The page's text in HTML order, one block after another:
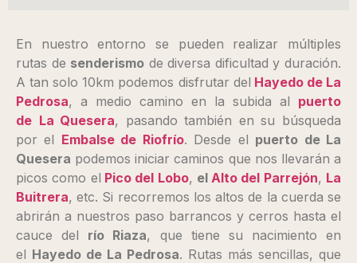
En nuestro entorno se pueden realizar múltiples
rutas de senderismo de diversa dificultad y duración.
A tan solo 10km podemos disfrutar del Hayedo de La
Pedrosa, a medio camino en la subida al puerto
de La Quesera, pasando también en su búsqueda
por el Embalse de Riofrío. Desde el puerto de La
Quesera podemos iniciar caminos que nos llevarán a
picos como el Pico del Lobo, elAlto del Parrejón, La
Buitrera, etc. Si recorremos los altos de la cuerda se
abrirán a nuestros paso barrancos y cerros hasta el
cauce del río Riaza, que tiene su nacimiento en
el Hayedo de La Pedrosa. Rutas más sencillas, que